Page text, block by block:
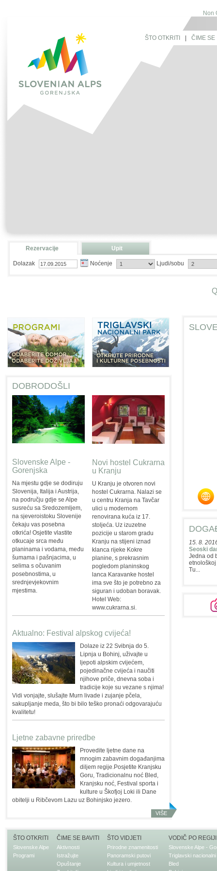
Non
ŠTO OTKRITI ČIME SE
Rezervacije Upit
Dolazak Noćenje Ljudi/sobu
DOBRODOŠLI
Slovenske Alpe -
Gorenjska
Na mjestu gdje se dodiruju
Slovenija, Italija i Austrija,
na području gdje se Alpe
susreću sa Sredozemljem,
na sjeveroistoku Slovenije
čekaju vas posebna
otkrića! Osjetite vlastite
otkucaje srca među
planinama i vodama, među
šumama i pašnjacima, u
selima s očuvanim
posebnostima, u
srednjevjekovnim
mjestima.
Novi hostel Cukrarna
u Kranju
U Kranju je otvoren novi
hostel Cukrarna. Nalazi se
u centru Kranja na Tavčar
ulici u modernom
renovirana kuća iz 17.
stoljeća. Uz izuzetne
pozicije u starom gradu
Kranju na stijeni iznad
klanca rijeke Kokre
planine, s prekrasnim
pogledom planinskog
lanca Karavanke hostel
ima sve što je potrebno za
siguran i udoban boravak.
Hotel Web:
www.cukrarna.si.
Aktualno: Festival alpskog cvijeća!
Dolaze iz 22 Svibnja do 5.
Lipnja u Bohinj, uživajte u
ljepoti alpskim cvijećem,
pojedinačne cvijeća i naučiti
njihove priče, dnevna soba i
tradicije koje su vezane s njima!
Vidi vonjajte, slušajte Murn livade i zujanje pčela,
sakupljanje meda, što bi bilo teško pronaći odgovarajuću
kvalitetu!
Ljetne zabavne priredbe
Provedite ljetne dane na
mnogim zabavnim događanjima
diljem regije.Posjetite Kranjsku
Goru, Tradicionalnu noć Bled,
Kranjsku noć, Festival sporta i
kulture u Škofjoj Loki ili Dane
obitelji u Ribčevom Lazu uz Bohinjsko jezero.
VIŠE
15. 8.
Seoski
Jedna od
Tu...
ŠTO OTKRITI
Slovenske Alpe
Programi
ČIME SE BAVITI
Aktivnosti
Istražujte
Opuštanje
ŠTO VIDJETI
Prirodne znamenitosti
Panoramski putovi
Kultura i umjetnost
VODIČ PO REGIJI
Slovenske Alpe -
Triglavski
Bled